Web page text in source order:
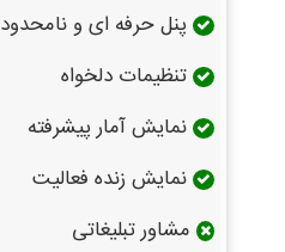
پنل حرفه ای و نامحدود
تنظیمات دلخواه
نمایش آمار پیشرفته
نمایش زنده فعالیت
مشاور تبلیغاتی